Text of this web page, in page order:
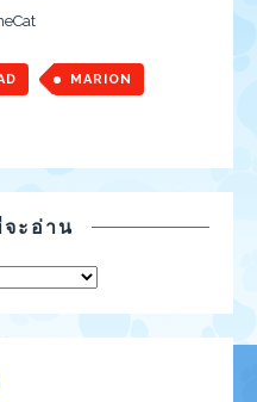
MARION
ะอ่าน